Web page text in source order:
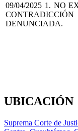
09/04/2025 1. NO
CONTRADICCIÓN
DENUNCIADA.
UBICACIÓN
Suprema Corte de